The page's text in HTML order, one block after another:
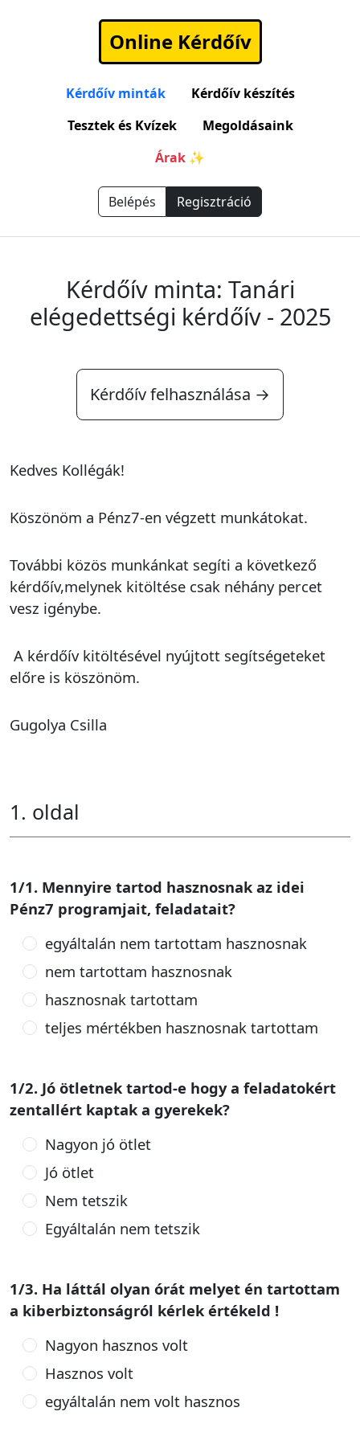
Online Kérdőív
Kérdőív minták
Kérdőív készítés
Tesztek és Kvízek
Megoldásaink
Árak ✨
Belépés Regisztráció
Kérdőív minta: Tanári
elégedettségi kérdőív - 2025
Kérdőív felhasználása →
Kedves Kollégák!
Köszönöm a Pénz7-en végzett munkátokat.
További közös munkánkat segíti a következő
kérdőív,melynek kitöltése csak néhány percet
vesz igénybe.
A kérdőív kitöltésével nyújtott segítségeteket
előre is köszönöm.
Gugolya Csilla
1. oldal
1/1. Mennyire tartod hasznosnak az idei
Pénz7 programjait, feladatait?
egyáltalán nem tartottam hasznosnak
nem tartottam hasznosnak
hasznosnak tartottam
teljes mértékben hasznosnak tartottam
1/2. Jó ötletnek tartod-e hogy a feladatokért
zentallért kaptak a gyerekek?
Nagyon jó ötlet
Jó ötlet
Nem tetszik
Egyáltalán nem tetszik
1/3. Ha láttál olyan órát melyet én tartottam
a kiberbiztonságról kérlek értékeld !
Nagyon hasznos volt
Hasznos volt
egyáltalán nem volt hasznos